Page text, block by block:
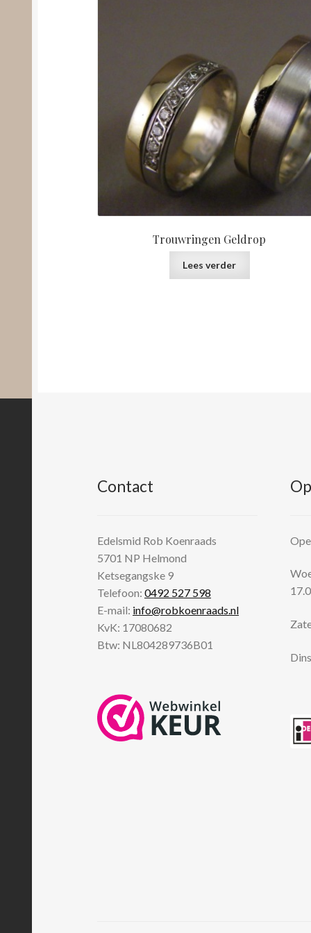
Trouwringen Geldrop
Lees verder
Contact
Edelsmid Rob Koenraads
5701 NP Helmond
Ketsegangske 9
Telefoon:0492 527 598
E-mail: info@robkoenraads.nl
KvK: 17080682
Btw: NL804289736B01